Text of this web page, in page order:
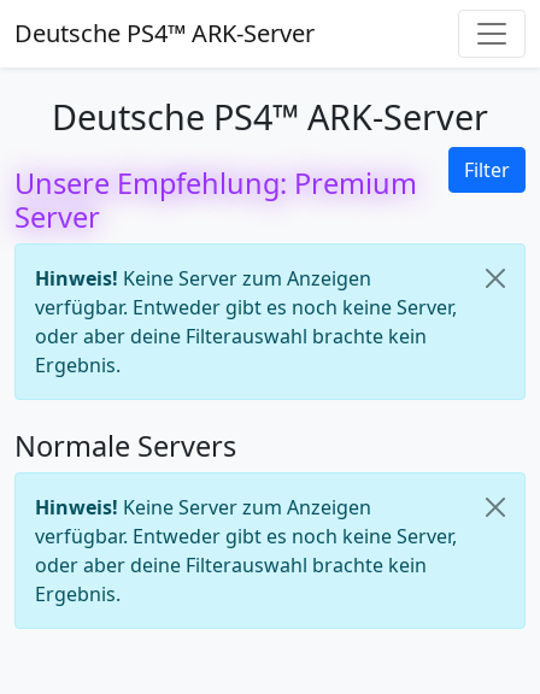
Deutsche PS4™ ARK-Server
Deutsche PS4™ ARK-Server
Filter
Unsere Empfehlung: Premium
Server
Hinweis! Keine Server zum Anzeigen
verfügbar. Entweder gibt es noch keine Server,
oder aber deine Filterauswahl brachte kein
Ergebnis.
Normale Servers
Hinweis! Keine Server zum Anzeigen
verfügbar. Entweder gibt es noch keine Server,
oder aber deine Filterauswahl brachte kein
Ergebnis.